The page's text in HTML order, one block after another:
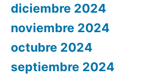
diciembre 2024
noviembre 2024
octubre 2024
septiembre 2024